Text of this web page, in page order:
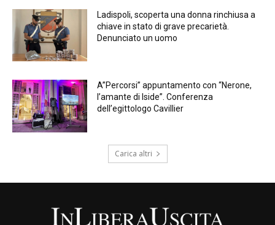
Ladispoli, scoperta una donna rinchiusa a
chiave in stato di grave precarietà.
Denunciato un uomo
A”Percorsi” appuntamento con “Nerone,
l’amante di Iside”. Conferenza
dell’egittologo Cavillier
Carica altri